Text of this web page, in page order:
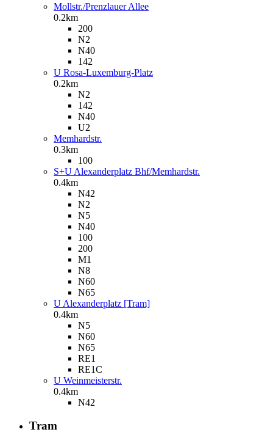
Mollstr./Prenzlauer Allee
0.2km
200
N2
N40
142
U Rosa-Luxemburg-Platz
0.2km
N2
142
N40
U2
Memhardstr.
0.3km
100
S+U Alexanderplatz Bhf/Memhardstr.
0.4km
N42
N2
N5
N40
100
200
M1
N8
N60
N65
U Alexanderplatz [Tram]
0.4km
N5
N60
N65
RE1
RE1C
U Weinmeisterstr.
0.4km
N42
Tram